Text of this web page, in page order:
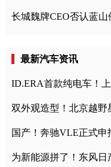
长城魏牌CEO否认蓝山
最新汽车资讯
ID.ERA首款纯电车！
双外观造型！北京越野
国产！奔驰VLE正式申
为新能源拼了！东风日